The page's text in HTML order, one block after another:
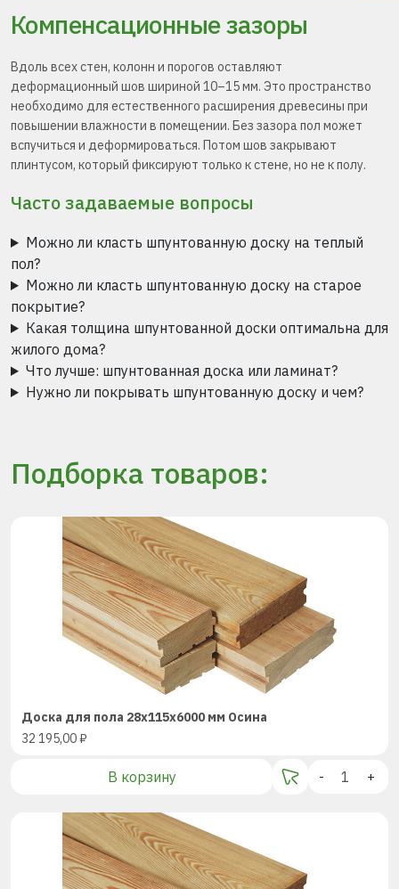
Компенсационные зазоры
Вдоль всех стен, колонн и порогов оставляют
деформационный шов шириной 10–15 мм. Это пространство
необходимо для естественного расширения древесины при
повышении влажности в помещении. Без зазора пол может
вспучиться и деформироваться. Потом шов закрывают
плинтусом, который фиксируют только к стене, но не к полу.
Часто задаваемые вопросы
Можно ли класть шпунтованную доску на теплый
пол?
Можно ли класть шпунтованную доску на старое
покрытие?
Какая толщина шпунтованной доски оптимальна для
жилого дома?
Что лучше: шпунтованная доска или ламинат?
Нужно ли покрывать шпунтованную доску и чем?
Подборка товаров:
Доска для пола 28х115х6000 мм Осина
32 195,00₽
В корзину - +